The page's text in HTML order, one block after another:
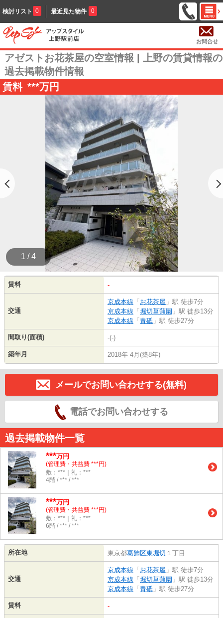
検討リスト 0 最近見た物件 0
お問合せ
アゼストお花茶屋の空室情報 | 上野の賃貸情報の
過去掲載物件情報
賃料 ***万円
1 / 4
賃料 -
交通
京成本線 「 お花茶屋 」駅 徒歩7分
京成本線 「 堀切菖蒲園 」駅 徒歩13分
京成本線 「 青砥 」駅 徒歩27分
間取り(面積) -(-)
築年月 2018年 4月(築8年)
メールでお問い合わせする(無料)
電話でお問い合わせする
過去掲載物件一覧
***万円
(管理費・共益費 ***円)
敷：***｜礼：***
4階 / *** / ***
***万円
(管理費・共益費 ***円)
敷：***｜礼：***
6階 / *** / ***
所在地 東京都葛飾区東堀切 １丁目
交通
京成本線 「 お花茶屋 」駅 徒歩7分
京成本線 「 堀切菖蒲園 」駅 徒歩13分
京成本線 「 青砥 」駅 徒歩27分
賃料 -